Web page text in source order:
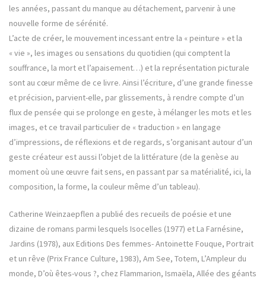
les années, passant du manque au détachement, parvenir à une
nouvelle forme de sérénité.
L’acte de créer, le mouvement incessant entre la « peinture » et la
« vie », les images ou sensations du quotidien (qui comptent la
souffrance, la mort et l’apaisement…) et la représentation picturale
sont au cœur même de ce livre. Ainsi l’écriture, d’une grande finesse
et précision, parvient-elle, par glissements, à rendre compte d’un
flux de pensée qui se prolonge en geste, à mélanger les mots et les
images, et ce travail particulier de « traduction » en langage
d’impressions, de réflexions et de regards, s’organisant autour d’un
geste créateur est aussi l’objet de la littérature (de la genèse au
moment où une œuvre fait sens, en passant par sa matérialité, ici, la
composition, la forme, la couleur même d’un tableau).
Catherine Weinzaepflen a publié des recueils de poésie et une
dizaine de romans parmi lesquels Isocelles (1977) et La Farnésine,
Jardins (1978), aux Editions Des femmes- Antoinette Fouque, Portrait
et un rêve (Prix France Culture, 1983), Am See, Totem, L’Ampleur du
monde, D’où êtes-vous ?, chez Flammarion, Ismaëla, Allée des géants